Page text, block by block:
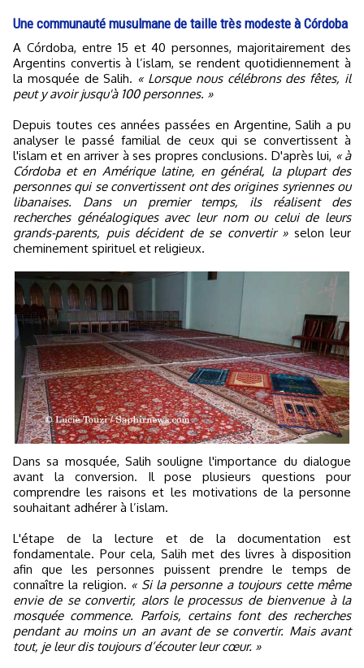
Une communauté musulmane de taille très modeste à Córdoba
A Córdoba, entre 15 et 40 personnes, majoritairement des
Argentins convertis à l’islam, se rendent quotidiennement à
la mosquée de Salih. « Lorsque nous célébrons des fêtes, il
peut y avoir jusqu'à 100 personnes. »
Depuis toutes ces années passées en Argentine, Salih a pu
analyser le passé familial de ceux qui se convertissent à
l'islam et en arriver à ses propres conclusions. D'après lui, « à
Córdoba et en Amérique latine, en général, la plupart des
personnes qui se convertissent ont des origines syriennes ou
libanaises. Dans un premier temps, ils réalisent des
recherches généalogiques avec leur nom ou celui de leurs
grands-parents, puis décident de se convertir »selon leur
cheminement spirituel et religieux.
Dans sa mosquée, Salih souligne l'importance du dialogue
avant la conversion. Il pose plusieurs questions pour
comprendre les raisons et les motivations de la personne
souhaitant adhérer à l’islam.
L'étape de la lecture et de la documentation est
fondamentale. Pour cela, Salih met des livres à disposition
afin que les personnes puissent prendre le temps de
connaître la religion. « Si la personne a toujours cette même
envie de se convertir, alors le processus de bienvenue à la
mosquée commence. Parfois, certains font des recherches
pendant au moins un an avant de se convertir. Mais avant
tout, je leur dis toujours d’écouter leur cœur. »